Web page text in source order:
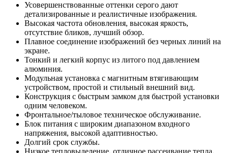
Усовершенствованные оттенки серого дают
детализированные и реалистичные изображения.
Высокая частота обновления, высокая яркость,
отсутствие бликов, лучший обзор.
Плавное соединение изображений без черных линий на
экране.
Тонкий и легкий корпус из литого под давлением
алюминия.
Модульная установка с магнитным втягивающим
устройством, простой и стильный внешний вид.
Конструкция с быстрым замком для быстрой установки
одним человеком.
Фронтальное/тыловое техническое обслуживание.
Блок питания с широким диапазоном входного
напряжения, высокой адаптивностью.
Долгий срок службы.
Низкое тепловыделение, отличное рассеивание тепла,